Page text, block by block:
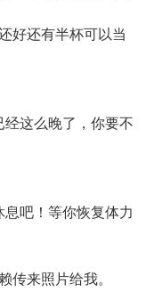
好还有半杯可以当
这么晚了，你要不
吧！等你恢复体力
来照片给我。